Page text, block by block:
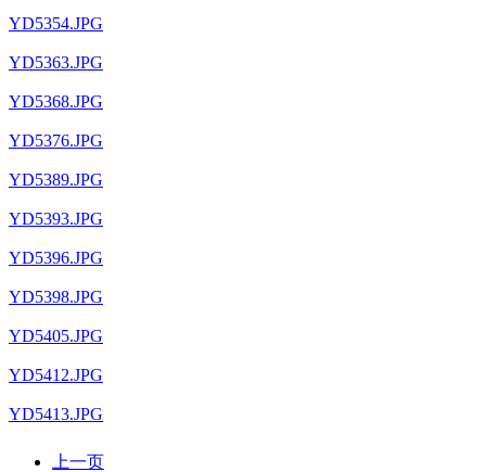
YD5354.JPG
YD5363.JPG
YD5368.JPG
YD5376.JPG
YD5389.JPG
YD5393.JPG
YD5396.JPG
YD5398.JPG
YD5405.JPG
YD5412.JPG
YD5413.JPG
上一页